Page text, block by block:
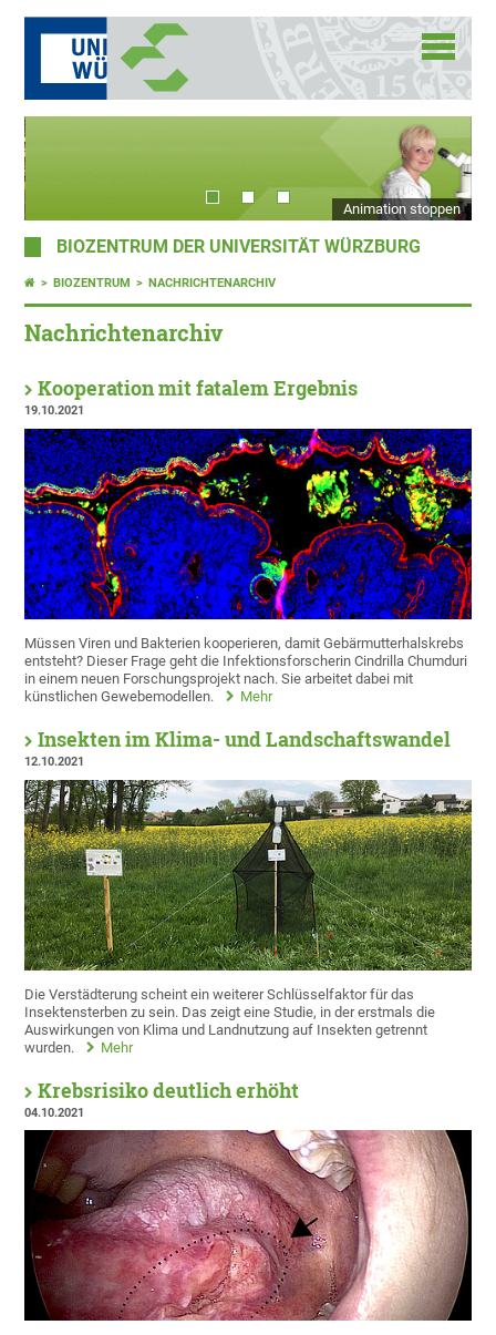
Animation stoppen
BIOZENTRUM DER UNIVERSITÄT WÜRZBURG
BIOZENTRUM NACHRICHTENARCHIV
Nachrichtenarchiv
Kooperation mit fatalem Ergebnis
19.10.2021
Müssen Viren und Bakterien kooperieren, damit Gebärmutterhalskrebs
entsteht? Dieser Frage geht die Infektionsforscherin Cindrilla Chumduri
in einem neuen Forschungsprojekt nach. Sie arbeitet dabei mit
künstlichen Gewebemodellen.
Mehr
Insekten im Klima- und Landschaftswandel
12.10.2021
Die Verstädterung scheint ein weiterer Schlüsselfaktor für das
Insektensterben zu sein. Das zeigt eine Studie, in der erstmals die
Auswirkungen von Klima und Landnutzung auf Insekten getrennt
wurden.
Mehr
Krebsrisiko deutlich erhöht
04.10.2021